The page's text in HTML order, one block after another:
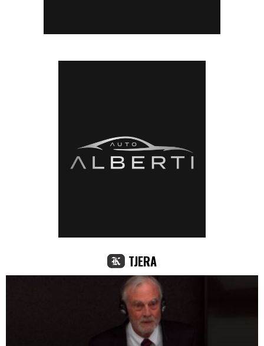
TJERA